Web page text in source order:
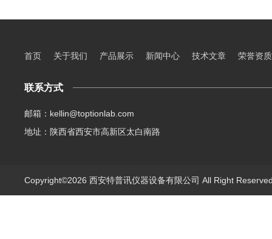
首页 关于我们 产品展示 新闻中心 技术文章 荣誉资质
联系方式
邮箱：kellin@toptionlab.com
地址：陕西省西安市高新区太白南路
Copyright©2026 西安特普讯仪器设备有限公司 All Right